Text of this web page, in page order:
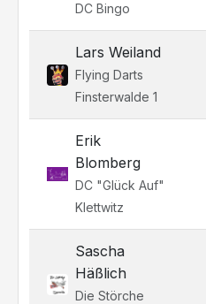
DC Bingo
Lars Weiland
Flying Darts
Finsterwalde 1
Erik
Blomberg
DC "Glück Auf"
Klettwitz
Sascha
Häßlich
Die Störche